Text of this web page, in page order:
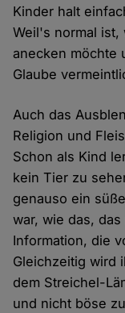
Kinder halt
Weil's normal
anecken möchte
Glaube
Auch das
Religion und
Schon als Kind
kein Tier zu
genauso ein
war, wie das,
Information, die
Gleichzeitig wird
dem Streichel-
und nicht böse